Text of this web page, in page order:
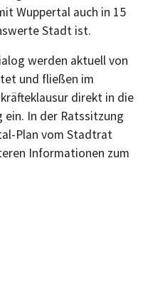
Wuppertal auch in 15
Stadt ist.
werden aktuell von
und fließen im
direkt in die
In der Ratssitzung
Plan vom Stadtrat
Informationen zum